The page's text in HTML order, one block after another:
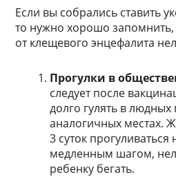
Если вы собрались ставить
то нужно хорошо
от клещевого энцефалита
Прогулки в
следует после
долго гулять в людных
аналогичных местах.
3 суток
медленным шагом,
ребенку бегать.